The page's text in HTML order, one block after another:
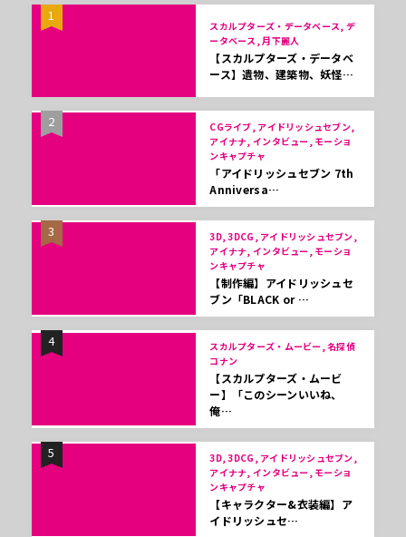
1
スカルプターズ・データベース, デ
ータベース, 月下麗人
【スカルプターズ・データベ
ース】遺物、建築物、妖怪…
2
CGライブ, アイドリッシュセブン,
アイナナ, インタビュー, モーショ
ンキャプチャ
「アイドリッシュセブン 7th
Anniversa…
3
3D, 3DCG, アイドリッシュセブン,
アイナナ, インタビュー, モーショ
ンキャプチャ
【制作編】アイドリッシュセ
ブン「BLACK or …
4
スカルプターズ・ムービー, 名探偵
コナン
【スカルプターズ・ムービ
ー】「このシーンいいね、
俺…
5
3D, 3DCG, アイドリッシュセブン,
アイナナ, インタビュー, モーショ
ンキャプチャ
【キャラクター&衣装編】ア
イドリッシュセ…